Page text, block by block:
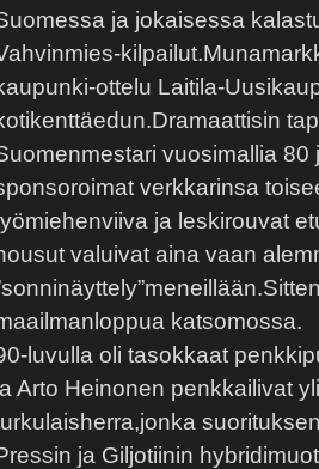
ja jokaisessa
ottelu Laitila-
vuosimallia
verkkarinsa
ja leskirouvat
valuivat aina vaan
katsomossa.
luvulla oli tasokkaat
Arto Heinonen penkkailivat
ja Giljotiinin